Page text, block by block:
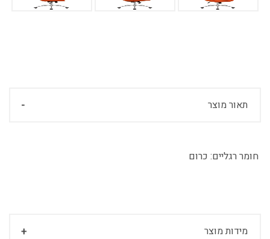
תאור מוצר
חומר רגליים: כרום
מידות מוצר